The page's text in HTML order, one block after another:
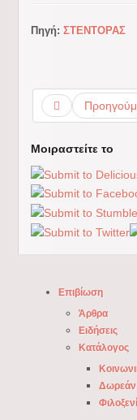
Πηγή: ΣΤΕΝΤΟΡΑΣ
Μοιραστείτε το
Επιβίωση
Άρθρα
Ειδήσεις
Κατάλογος
Δωρεάν